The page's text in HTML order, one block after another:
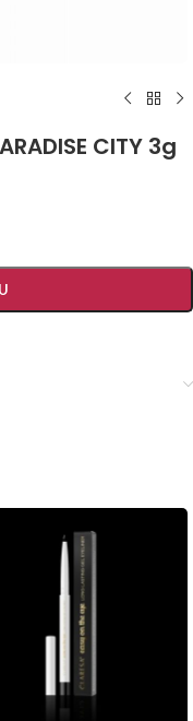
CITY 3g